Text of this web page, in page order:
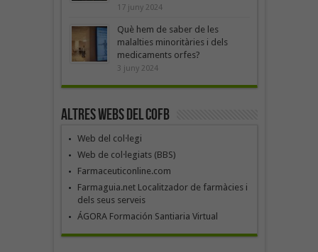
17 juny 2024
Què hem de saber de les
malalties minoritàries i dels
medicaments orfes?
3 juny 2024
Altres webs del COFB
Web del col·legi
Web de col·legiats (BBS)
Farmaceuticonline.com
Farmaguia.net Localitzador de farmàcies i
dels seus serveis
ÁGORA Formación Santiaria Virtual